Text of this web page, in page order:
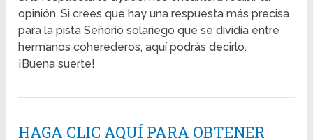
opinión. Si crees que hay una respuesta más precisa
para la pista Señorío solariego que se dividía entre
hermanos coherederos, aquí podrás decirlo.
¡Buena suerte!
HAGA CLIC AQUÍ PARA OBTENER